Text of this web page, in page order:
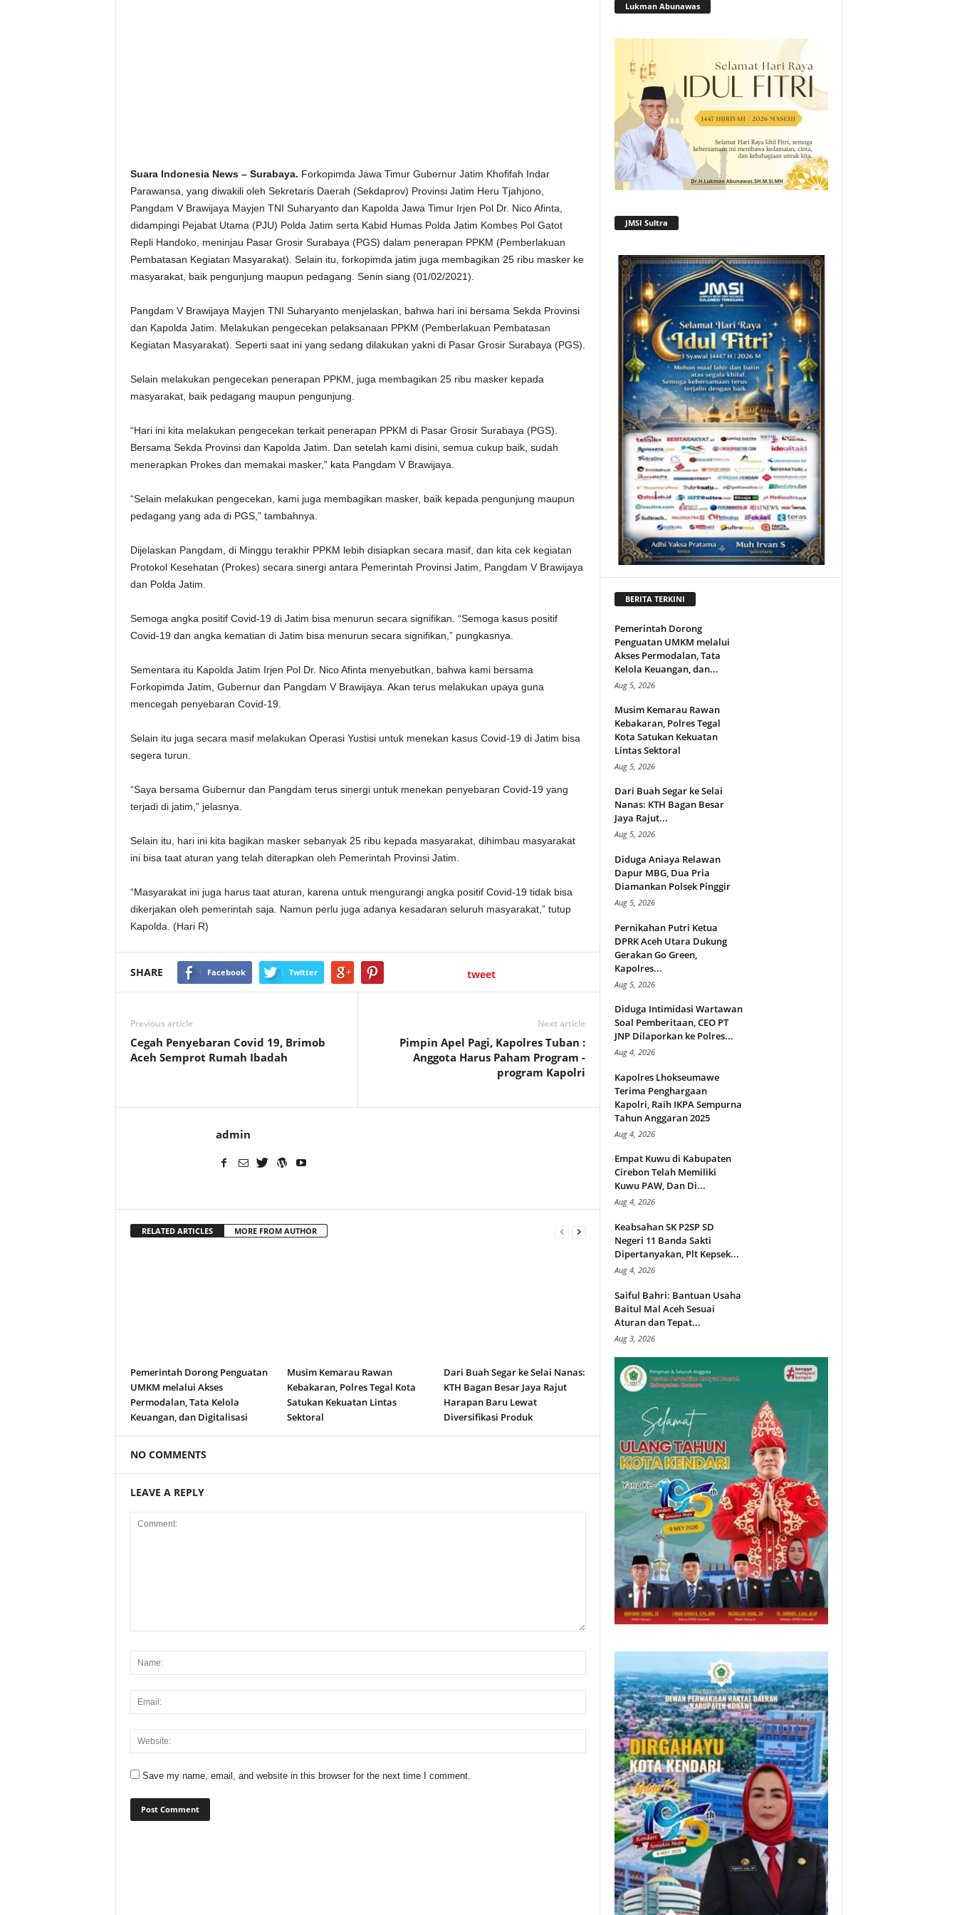
Suara Indonesia News – Surabaya. Forkopimda Jawa Timur Gubernur Jatim Khofifah Indar
Parawansa, yang diwakili oleh Sekretaris Daerah (Sekdaprov) Provinsi Jatim Heru Tjahjono,
Pangdam V Brawijaya Mayjen TNI Suharyanto dan Kapolda Jawa Timur Irjen Pol Dr. Nico Afinta,
didampingi Pejabat Utama (PJU) Polda Jatim serta Kabid Humas Polda Jatim Kombes Pol Gatot
Repli Handoko, meninjau Pasar Grosir Surabaya (PGS) dalam penerapan PPKM (Pemberlakuan
Pembatasan Kegiatan Masyarakat). Selain itu, forkopimda jatim juga membagikan 25 ribu masker ke
masyarakat, baik pengunjung maupun pedagang. Senin siang (01/02/2021).
Pangdam V Brawijaya Mayjen TNI Suharyanto menjelaskan, bahwa hari ini bersama Sekda Provinsi
dan Kapolda Jatim. Melakukan pengecekan pelaksanaan PPKM (Pemberlakuan Pembatasan
Kegiatan Masyarakat). Seperti saat ini yang sedang dilakukan yakni di Pasar Grosir Surabaya (PGS).
Selain melakukan pengecekan penerapan PPKM, juga membagikan 25 ribu masker kepada
masyarakat, baik pedagang maupun pengunjung.
“Hari ini kita melakukan pengecekan terkait penerapan PPKM di Pasar Grosir Surabaya (PGS).
Bersama Sekda Provinsi dan Kapolda Jatim. Dan setelah kami disini, semua cukup baik, sudah
menerapkan Prokes dan memakai masker,” kata Pangdam V Brawijaya.
“Selain melakukan pengecekan, kami juga membagikan masker, baik kepada pengunjung maupun
pedagang yang ada di PGS,” tambahnya.
Dijelaskan Pangdam, di Minggu terakhir PPKM lebih disiapkan secara masif, dan kita cek kegiatan
Protokol Kesehatan (Prokes) secara sinergi antara Pemerintah Provinsi Jatim, Pangdam V Brawijaya
dan Polda Jatim.
Semoga angka positif Covid-19 di Jatim bisa menurun secara signifikan. “Semoga kasus positif
Covid-19 dan angka kematian di Jatim bisa menurun secara signifikan,” pungkasnya.
Sementara itu Kapolda Jatim Irjen Pol Dr. Nico Afinta menyebutkan, bahwa kami bersama
Forkopimda Jatim, Gubernur dan Pangdam V Brawijaya. Akan terus melakukan upaya guna
mencegah penyebaran Covid-19.
Selain itu juga secara masif melakukan Operasi Yustisi untuk menekan kasus Covid-19 di Jatim bisa
segera turun.
“Saya bersama Gubernur dan Pangdam terus sinergi untuk menekan penyebaran Covid-19 yang
terjadi di jatim,” jelasnya.
Selain itu, hari ini kita bagikan masker sebanyak 25 ribu kepada masyarakat, dihimbau masyarakat
ini bisa taat aturan yang telah diterapkan oleh Pemerintah Provinsi Jatim.
“Masyarakat ini juga harus taat aturan, karena untuk mengurangi angka positif Covid-19 tidak bisa
dikerjakan oleh pemerintah saja. Namun perlu juga adanya kesadaran seluruh masyarakat,” tutup
Kapolda. (Hari R)
SHARE Facebook Twitter tweet
Previous article
Cegah Penyebaran Covid 19, Brimob
Aceh Semprot Rumah Ibadah
Next article
Pimpin Apel Pagi, Kapolres Tuban :
Anggota Harus Paham Program -
program Kapolri
admin
RELATED ARTICLES MORE FROM AUTHOR
Pemerintah Dorong Penguatan
UMKM melalui Akses
Permodalan, Tata Kelola
Keuangan, dan Digitalisasi
Musim Kemarau Rawan
Kebakaran, Polres Tegal Kota
Satukan Kekuatan Lintas
Sektoral
Dari Buah Segar ke Selai Nanas:
KTH Bagan Besar Jaya Rajut
Harapan Baru Lewat
Diversifikasi Produk
NO COMMENTS
LEAVE A REPLY
Save my name, email, and website in this browser for the next time I comment.
Lukman Abunawas
JMSI Sultra
BERITA TERKINI
Pemerintah Dorong
Penguatan UMKM melalui
Akses Permodalan, Tata
Kelola Keuangan, dan...
Aug 5, 2026
Musim Kemarau Rawan
Kebakaran, Polres Tegal
Kota Satukan Kekuatan
Lintas Sektoral
Aug 5, 2026
Dari Buah Segar ke Selai
Nanas: KTH Bagan Besar
Jaya Rajut...
Aug 5, 2026
Diduga Aniaya Relawan
Dapur MBG, Dua Pria
Diamankan Polsek Pinggir
Aug 5, 2026
Pernikahan Putri Ketua
DPRK Aceh Utara Dukung
Gerakan Go Green,
Kapolres...
Aug 5, 2026
Diduga Intimidasi Wartawan
Soal Pemberitaan, CEO PT
JNP Dilaporkan ke Polres...
Aug 4, 2026
Kapolres Lhokseumawe
Terima Penghargaan
Kapolri, Raih IKPA Sempurna
Tahun Anggaran 2025
Aug 4, 2026
Empat Kuwu di Kabupaten
Cirebon Telah Memiliki
Kuwu PAW, Dan Di...
Aug 4, 2026
Keabsahan SK P2SP SD
Negeri 11 Banda Sakti
Dipertanyakan, Plt Kepsek...
Aug 4, 2026
Saiful Bahri: Bantuan Usaha
Baitul Mal Aceh Sesuai
Aturan dan Tepat...
Aug 3, 2026